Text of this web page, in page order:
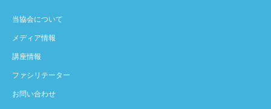
当協会について
メディア情報
講座情報
ファシリテーター
お問い合わせ